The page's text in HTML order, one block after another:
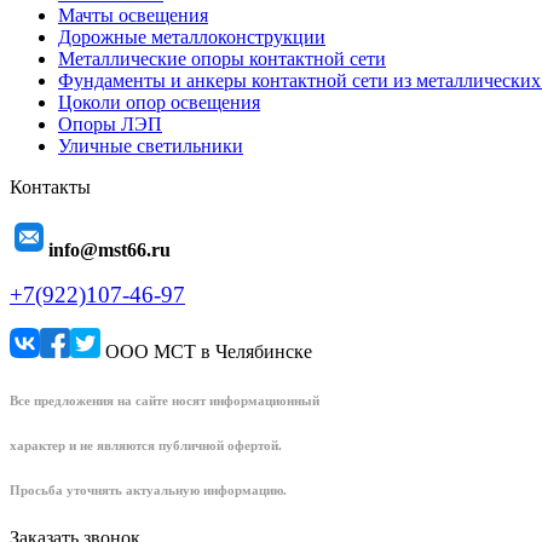
Мачты освещения
Дорожные металлоконструкции
Металлические опоры контактной сети
Фундаменты и анкеры контактной сети из
Цоколи опор освещения
Опоры ЛЭП
Уличные светильники
Контакты
info@mst66.ru
+7(922)107-46-97
ООО МСТ в Челябинске
Все предложения на сайте носят информационный
характер и не являются публичной офертой.
Просьба уточнять актуальную информацию.
Заказать звонок